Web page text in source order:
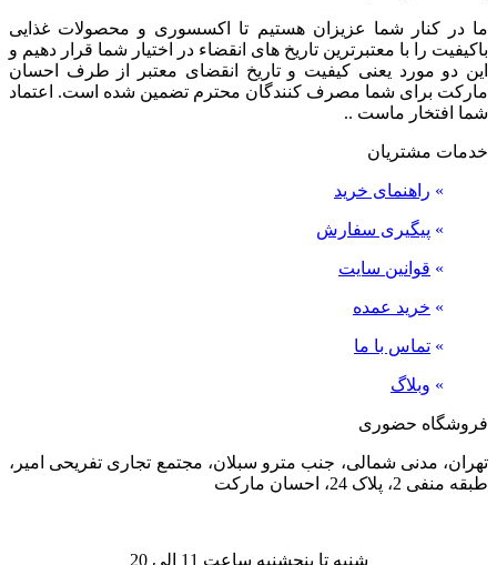
ما در کنار شما عزیزان هستیم تا اکسسوری و محصولات غذایی
باکیفیت را با معتبرترین تاریخ های انقضاء در اختیار شما قرار دهیم و
این دو مورد یعنی کیفیت و تاریخ انقضای معتبر از طرف احسان
مارکت برای شما مصرف کنندگان محترم تضمین شده است. اعتماد
شما افتخار ماست ..
خدمات مشتریان
» راهنمای خرید
» پیگیری سفارش
» قوانین سایت
» خرید عمده
» تماس با ما
» وبلاگ
فروشگاه حضوری
تهران، مدنی شمالی، جنب مترو سبلان، مجتمع تجاری تفریحی امیر،
طبقه منفی 2، پلاک 24، احسان مارکت
شنبه تا پنجشنبه ساعت 11 الی 20